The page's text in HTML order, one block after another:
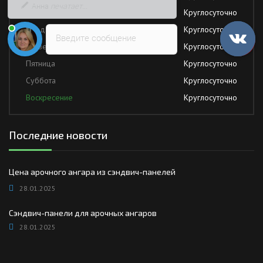
Круглосуточно
Среда
Круглосуточно
Четверг
Круглосуточно
Пятница
Круглосуточно
Суббота
Круглосуточно
Воскресение
Круглосуточно
Последние новости
Цена арочного ангара из сэндвич-панелей
28.01.2025
Сэндвич-панели для арочных ангаров
28.01.2025
Введите сообщение